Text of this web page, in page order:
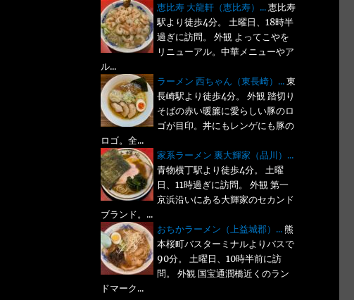
恵比寿 大龍軒（恵比寿）...恵比寿
駅より徒歩4分。 土曜日、18時半
過ぎに訪問。 外観 よってこやを
リニューアル。中華メニューやア
ル...
ラーメン 西ちゃん（東長崎）...東
長崎駅より徒歩4分。 外観 踏切り
そばの赤い暖簾に愛らしい豚のロ
ゴが目印。丼にもレンゲにも豚の
ロゴ。全...
家系ラーメン 裏大輝家（品川）...
青物横丁駅より徒歩4分。 土曜
日、11時過ぎに訪問。 外観 第一
京浜沿いにある大輝家のセカンド
ブランド。...
おちかラーメン（上益城郡）...熊
本桜町バスターミナルよりバスで
90分。 土曜日、10時半前に訪
問。 外観 国宝通潤橋近くのラン
ドマーク...